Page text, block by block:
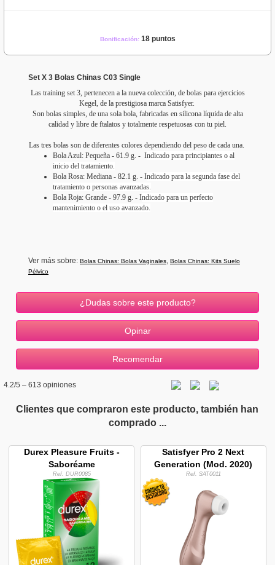
Bonificación: 18 puntos
Set X 3 Bolas Chinas C03 Single
Las training set 3, pertenecen a la nueva colección, de bolas para ejercicios
Kegel, de la prestigiosa marca Satisfyer.
Son bolas simples, de una sola bola, fabricadas en silicona líquida de alta
calidad y libre de ftalatos y totalmente respetuosas con tu piel.
Las tres bolas son de diferentes colores dependiendo del peso de cada una.
Bola Azul: Pequeña - 61.9 g. - Indicado para principiantes o al
inicio del tratamiento.
Bola Rosa: Mediana - 82.1 g. - Indicado para la segunda fase del
tratamiento o personas avanzadas.
Bola Roja: Grande - 97.9 g. - Indicado para un perfecto
mantenimiento o el uso avanzado.
Ver más sobre: Bolas Chinas: Bolas Vaginales, Bolas Chinas: Kits Suelo
Pélvico
¿Dudas sobre este producto?
4.2/5 – 613 opiniones
Clientes que compraron este producto, también han
comprado ...
Durex Pleasure Fruits -
Saboréame
Ref. DUR0085
Satisfyer Pro 2 Next
Generation (Mod. 2020)
Ref. SAT0011